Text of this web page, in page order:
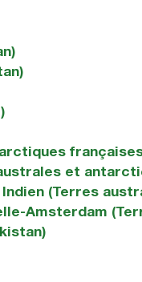
et
(Terres
Amsterdam